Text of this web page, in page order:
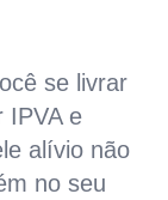
se livrar
IPVA e
alívio não
no seu